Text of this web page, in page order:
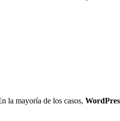
la mayoría de los casos,